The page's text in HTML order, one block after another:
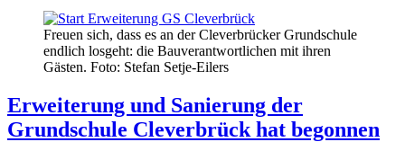
Freuen sich, dass es an der Cleverbrücker Grundschule
endlich losgeht: die Bauverantwortlichen mit ihren
Gästen. Foto: Stefan Setje-Eilers
Erweiterung und Sanierung der
Grundschule Cleverbrück hat begonnen